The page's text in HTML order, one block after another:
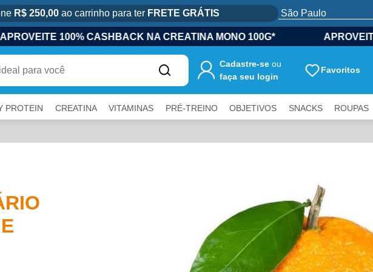
R$ 250,00 ao carrinho para ter FRETE GRÁTIS
CASHBACK NA CREATINA MONO 100G* APROVEITE 100%
Cadastre-seou
faça seu login
Favoritos
PROTEIN CREATINA VITAMINAS PRÉ-TREINO OBJETIVOS SNACKS ROUPAS